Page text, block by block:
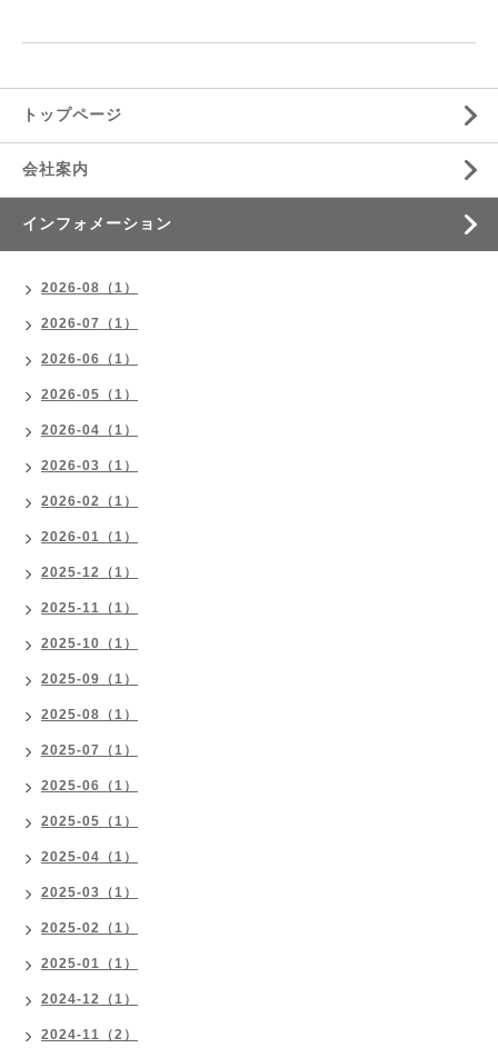
トップページ
会社案内
インフォメーション
2026-08（1）
2026-07（1）
2026-06（1）
2026-05（1）
2026-04（1）
2026-03（1）
2026-02（1）
2026-01（1）
2025-12（1）
2025-11（1）
2025-10（1）
2025-09（1）
2025-08（1）
2025-07（1）
2025-06（1）
2025-05（1）
2025-04（1）
2025-03（1）
2025-02（1）
2025-01（1）
2024-12（1）
2024-11（2）